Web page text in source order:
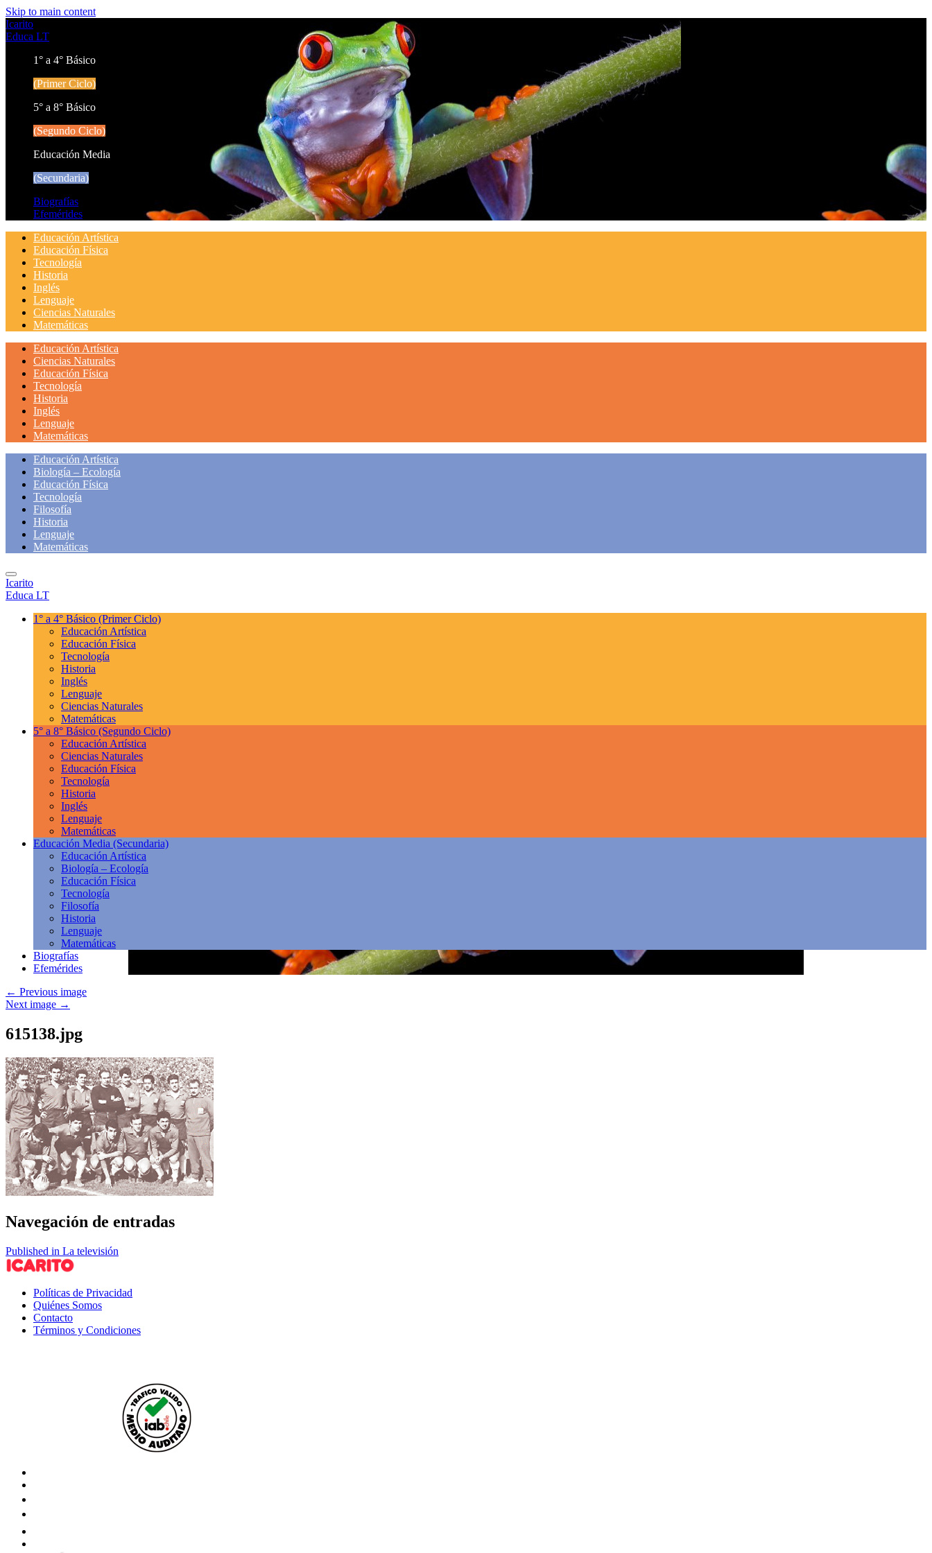
Skip to main content
Icarito
Educa LT
1° a 4° Básico
(Primer Ciclo)
5° a 8° Básico
(Segundo Ciclo)
Educación Media
(Secundaria)
Biografías
Efemérides
Educación Artística
Educación Física
Tecnología
Historia
Inglés
Lenguaje
Ciencias Naturales
Matemáticas
Educación Artística
Ciencias Naturales
Educación Física
Tecnología
Historia
Inglés
Lenguaje
Matemáticas
Educación Artística
Biología – Ecología
Educación Física
Tecnología
Filosofía
Historia
Lenguaje
Matemáticas
Icarito
Educa LT
1° a 4° Básico (Primer Ciclo)
Educación Artística
Educación Física
Tecnología
Historia
Inglés
Lenguaje
Ciencias Naturales
Matemáticas
5° a 8° Básico (Segundo Ciclo)
Educación Artística
Ciencias Naturales
Educación Física
Tecnología
Historia
Inglés
Lenguaje
Matemáticas
Educación Media (Secundaria)
Educación Artística
Biología – Ecología
Educación Física
Tecnología
Filosofía
Historia
Lenguaje
Matemáticas
Biografías
Efemérides
← Previous image
Next image →
615138.jpg
Navegación de entradas
Published in La televisión
Políticas de Privacidad
Quiénes Somos
Contacto
Términos y Condiciones